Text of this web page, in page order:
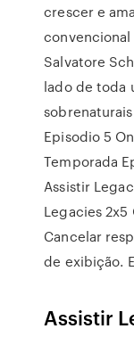
crescer e
convencional
Salvatore
lado de toda
Episodio 5
Temporada
Assistir
Legacies
Cancelar
de exibição.
Assistir